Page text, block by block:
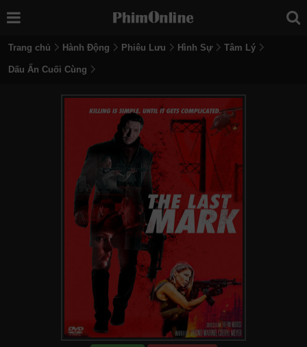
Trang chủ Hành Động Phiêu Lưu Hình Sự Tâm Lý
Dấu Ấn Cuối Cùng